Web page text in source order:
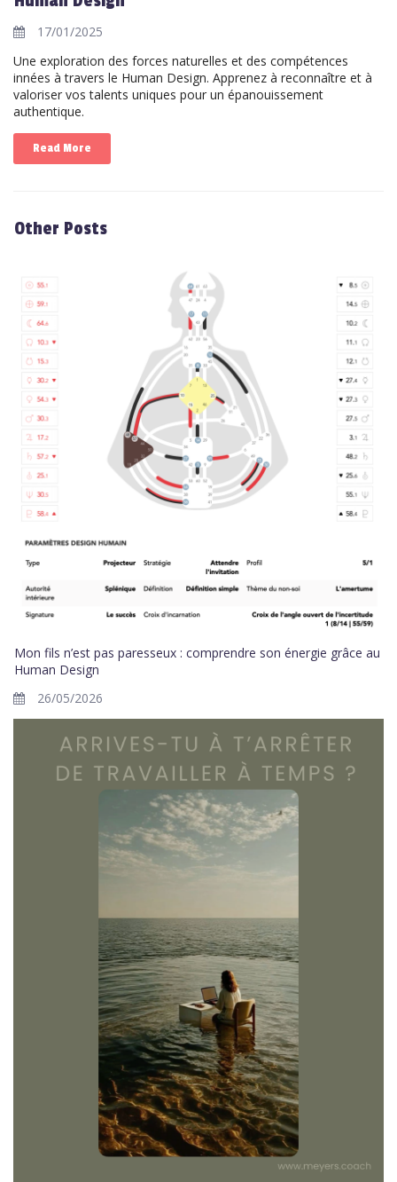
17/01/2025
Une exploration des forces naturelles et des compétences
innées à travers le Human Design. Apprenez à reconnaître et à
valoriser vos talents uniques pour un épanouissement
authentique.
Read More
Other Posts
Mon fils n’est pas paresseux : comprendre son énergie grâce au
Human Design
26/05/2026